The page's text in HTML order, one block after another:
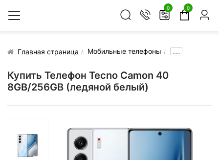
0 0
Главная страница Мобильные телефоны .....
Купить Телефон Tecno Camon 40
8GB/256GB (ледяной белый)